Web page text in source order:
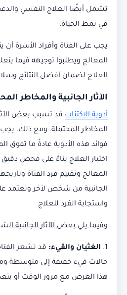
تشمل أيضًا العلاج النفسي
في نمط الحياة.
يجب على الفتاة وأفراد الأسرة أن
المعالج ويطلبوا توجيهه فيما
العلاج لضمان أفضل النتائج
الآثار الجانبية والمخاطر
أدوية الاكتئاب قد تسبب بعض
المخاطر المحتملة. ومع ذلك، يجب
فوائد هذه الأدوية عادةً ما تفوق
اختيار العلاج بناءً على فحص
المعالج وتقييم فرد الفتاة
الجانبية من شخص لآخر وتعتمد
واستجابة الفرد للعلاج
وفيما يلي بعض الآثار الجانبية
1. الغثيان والقيء: قد تشعر
حالات قيء خفيفة إلى متوسطة
هذا العرض مع مرور الوقت أو